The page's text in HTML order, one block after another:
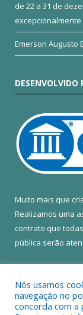
de 22 a 31 de
excepcionalmente
Emerson Augusto
DESENVOLVIDO
Muito mais que
Realizamos uma
contrato que
pública serão
Nós usamos
navegação no
concorda com a